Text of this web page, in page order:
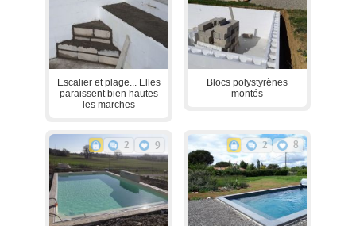
Escalier et plage... Elles
paraissent bien hautes
les marches
Blocs polystyrènes
montés
2 9 2 8